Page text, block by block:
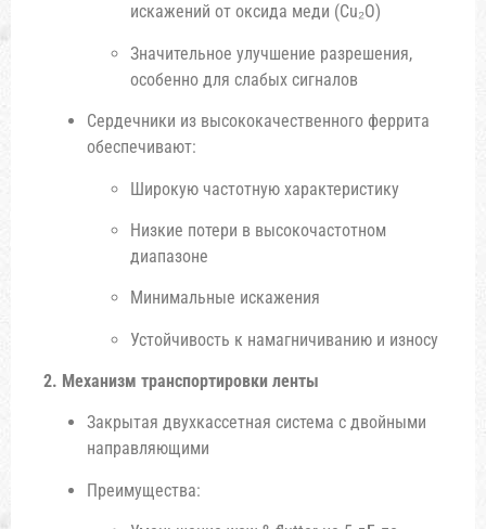
искажений от оксида меди (Cu₂O)
Значительное улучшение разрешения,
особенно для слабых сигналов
Сердечники из высококачественного феррита
обеспечивают:
Широкую частотную характеристику
Низкие потери в высокочастотном
диапазоне
Минимальные искажения
Устойчивость к намагничиванию и износу
2. Механизм транспортировки ленты
Закрытая двухкассетная система с двойными
направляющими
Преимущества: